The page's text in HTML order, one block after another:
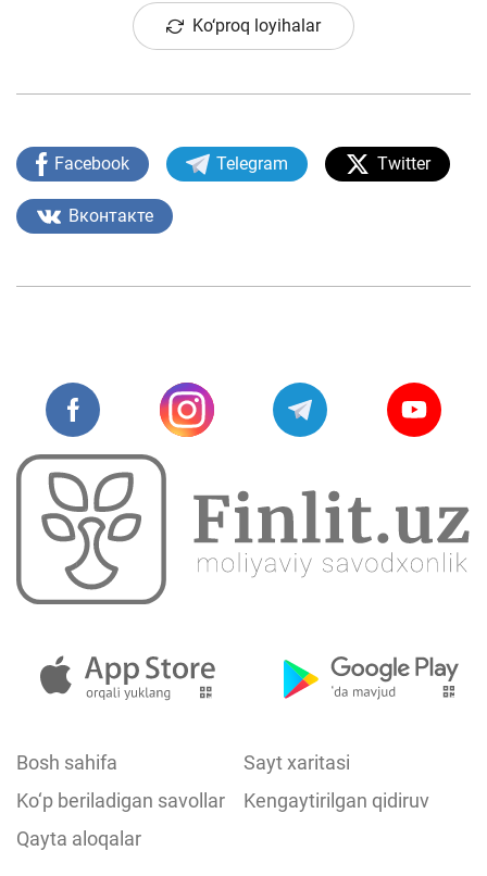
Ko‘proq loyihalar
Facebook Telegram Twitter
Вконтакте
Bosh sahifa
Sayt xaritasi
Ko‘p beriladigan savollar
Kengaytirilgan qidiruv
Qayta aloqalar